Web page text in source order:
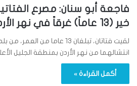
فاجعة أبو سنان: مصرع
خير (13 عاماً) غرقاً في نهر الأردن
لقيت فتاتان، تبلغان 13 عاما
انتشالهما من نهر الأردن بمنطقة الجليل
أكمل القراءة »